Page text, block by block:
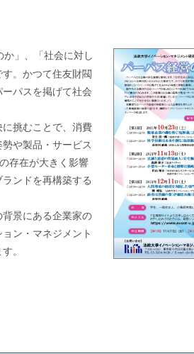
」、「社会に対し
。かつて住友財閥
パスを掲げて社会
挑むことで、消費
や製品・サービス
存在が大きく影響
ンドを再構築する
景にある企業家の
ン・マネジメント
。